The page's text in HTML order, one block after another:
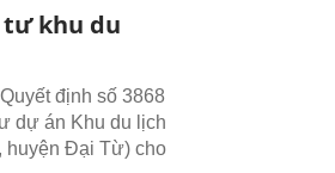
khu du
định số 3868
dự án Khu du lịch
huyện Đại Từ) cho